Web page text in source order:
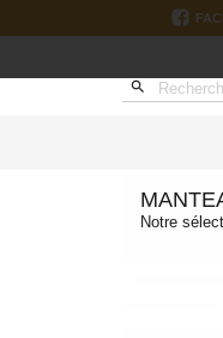

Notre